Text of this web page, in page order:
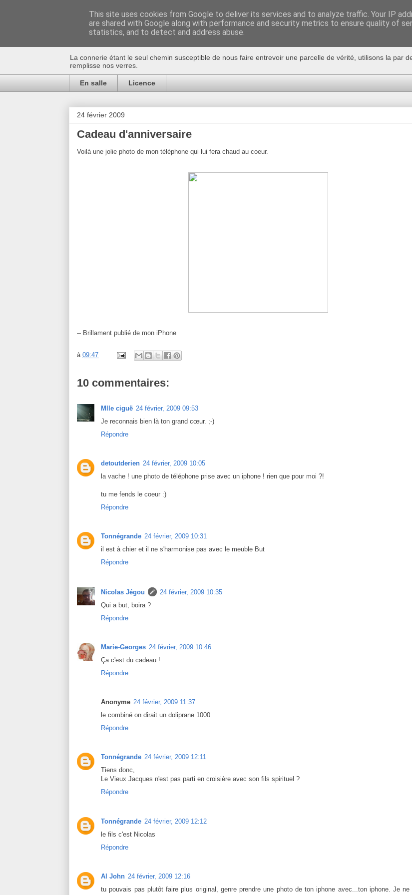
Au bistro !
La connerie étant le seul chemin susceptible de nous faire entrevoir une parcelle de vérité, utilisons la par
remplisse nos verres.
En salle Licence
24 février 2009
Cadeau d'anniversaire
Voilà une jolie photo de mon téléphone qui lui fera chaud au coeur.
-- Brillament publié de mon iPhone
à 09:47
10 commentaires:
Mlle ciguë 24 février, 2009 09:53
Je reconnais bien là ton grand cœur. ;-)
Répondre
detoutderien 24 février, 2009 10:05
la vache ! une photo de téléphone prise avec un iphone ! rien que pour moi ?!
tu me fends le coeur :)
Répondre
Tonnégrande 24 février, 2009 10:31
il est à chier et il ne s'harmonise pas avec le meuble But
Répondre
Nicolas Jégou
24 février, 2009 10:35
Qui a but, boira ?
Répondre
Marie-Georges 24 février, 2009 10:46
Ça c'est du cadeau !
Répondre
Anonyme 24 février, 2009 11:37
le combiné on dirait un doliprane 1000
Répondre
Tonnégrande 24 février, 2009 12:11
Tiens donc,
Le Vieux Jacques n'est pas parti en croisière avec son fils spirituel ?
Répondre
Tonnégrande 24 février, 2009 12:12
le fils c'est Nicolas
Répondre
Al John 24 février, 2009 12:16
tu pouvais pas plutôt faire plus original, genre prendre une photo de ton iphone avec...ton iphone. Je ne
This site uses cookies from Google to deliver its services and to analyze traffic. Your IP
are shared with Google along with performance and security metrics to ensure quality of
statistics, and to detect and address abuse.